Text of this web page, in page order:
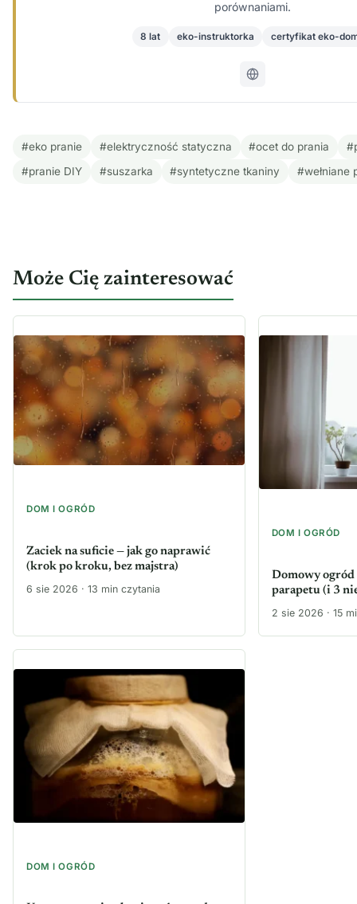
porównaniami.
8 lat eko-instruktorka certyfikat eko-
#eko pranie #elektryczność statyczna #ocet do prania
#pranie DIY
#suszarka #syntetyczne tkaniny #wełniane
Może Cię zainteresować
DOM I OGRÓD
Zaciek na suficie — jak go naprawić
(krok po kroku, bez majstra)
6 sie 2026 · 13 min czytania
DOM I OGRÓD
Domowy ogród
parapetu (i 3
2 sie 2026 · 15
DOM I OGRÓD